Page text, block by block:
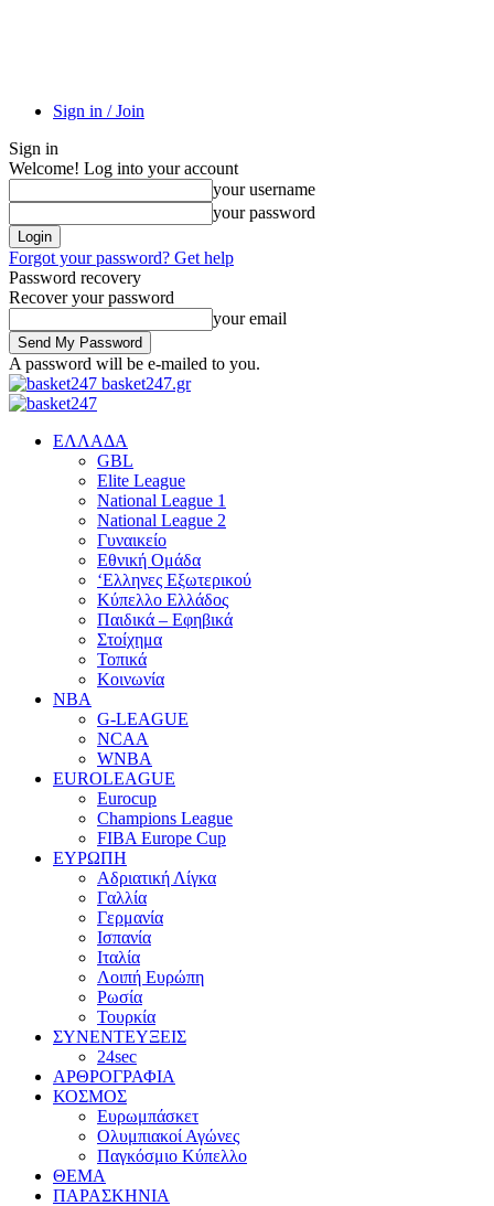
Sign in / Join
Sign in
Welcome! Log into your account
your username
your password
Forgot your password? Get help
Password recovery
Recover your password
your email
A password will be e-mailed to you.
basket247.gr
EΛΛΑΔΑ
GBL
Elite League
National League 1
National League 2
Γυναικείο
Εθνική Ομάδα
‘Ελληνες Εξωτερικού
Κύπελλο Ελλάδος
Παιδικά – Εφηβικά
Στοίχημα
Τοπικά
Κοινωνία
NBA
G-LEAGUE
NCAA
WNBA
ΕUROLEAGUE
Eurocup
Champions League
FIBA Europe Cup
ΕΥΡΩΠΗ
Αδριατική Λίγκα
Γαλλία
Γερμανία
Ισπανία
Ιταλία
Λοιπή Ευρώπη
Ρωσία
Τουρκία
ΣΥΝΕΝΤΕΥΞΕΙΣ
24sec
ΑΡΘΡΟΓΡΑΦΙΑ
ΚΟΣΜΟΣ
Ευρωμπάσκετ
Ολυμπιακοί Αγώνες
Παγκόσμιο Κύπελλο
ΘΕΜΑ
ΠΑΡΑΣΚΗΝΙΑ